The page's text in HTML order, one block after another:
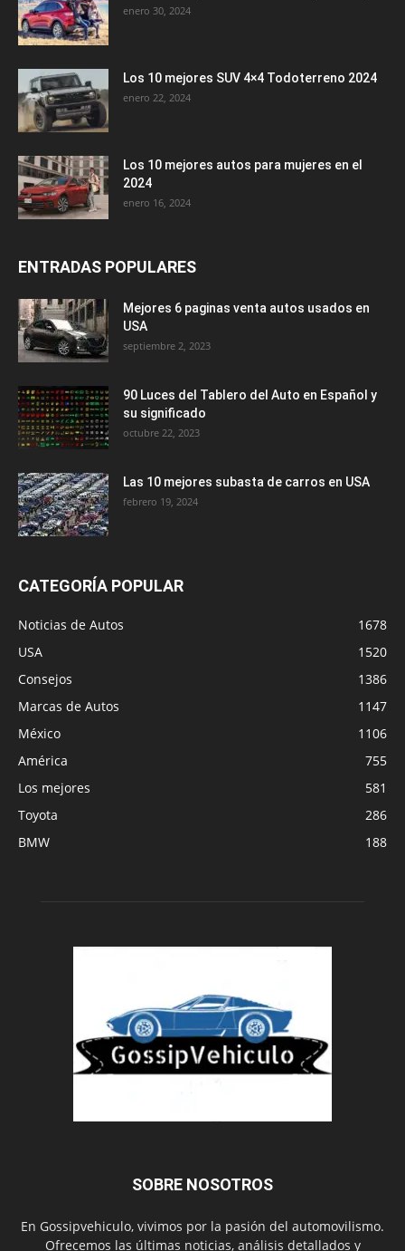
enero 30, 2024
Los 10 mejores SUV 4×4 Todoterreno 2024
enero 22, 2024
Los 10 mejores autos para mujeres en el
2024
enero 16, 2024
ENTRADAS POPULARES
Mejores 6 paginas venta autos usados en
USA
septiembre 2, 2023
90 Luces del Tablero del Auto en Español y
su significado
octubre 22, 2023
Las 10 mejores subasta de carros en USA
febrero 19, 2024
CATEGORÍA POPULAR
Noticias de Autos
1678
USA
1520
Consejos
1386
Marcas de Autos
1147
México
1106
América
755
Los mejores
581
Toyota
286
BMW
188
SOBRE NOSOTROS
En Gossipvehiculo, vivimos por la pasión del automovilismo.
Ofrecemos las últimas noticias, análisis detallados y